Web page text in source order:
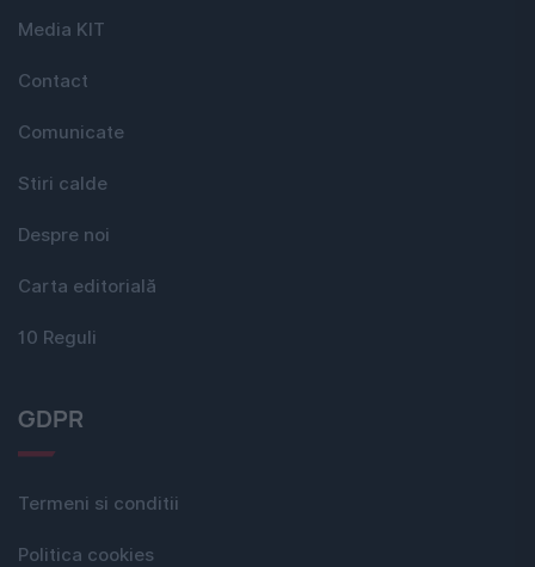
Media KIT
Contact
Comunicate
Stiri calde
Despre noi
Carta editorială
10 Reguli
GDPR
Termeni si conditii
Politica cookies